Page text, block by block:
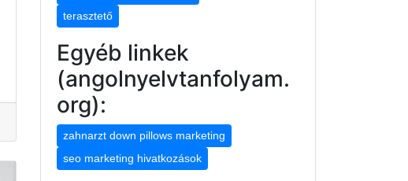
terasztető
Egyéb linkek
(angolnyelvtanfolyam.
org):
zahnarzt down pillows marketing
seo marketing hivatkozások